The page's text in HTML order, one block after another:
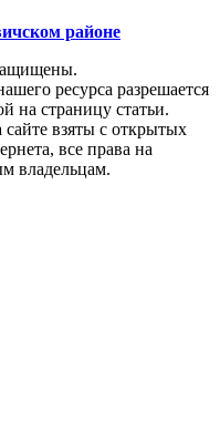
районе
ресурса разрешается
на страницу статьи.
взяты с открытых
все права на
владельцам.